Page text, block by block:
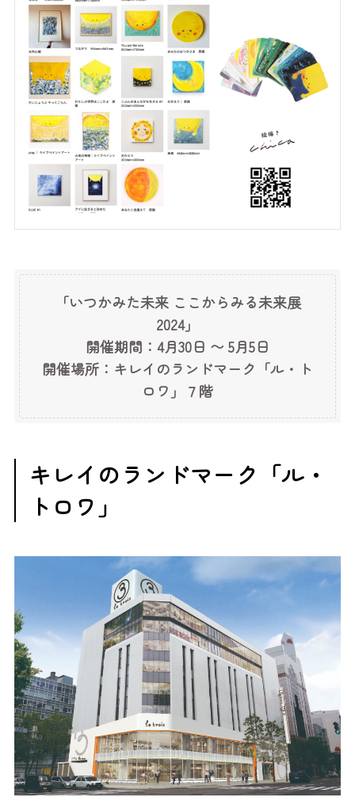
「いつかみた未来 ここからみる未来展
2024」
開催期間：4月30日 〜 5月5日
開催場所：キレイのランドマーク「ル・ト
ロワ」７階
キレイのランドマーク「ル・
トロワ」